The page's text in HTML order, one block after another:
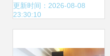
系统知识库存储策
更新时间：2026-08-08
23:30:10